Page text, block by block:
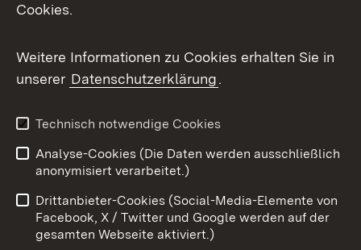
Messenger
Social Wall
X / Twitter
Youtube
Benutzungshinweise
Barrierefreiheit
Datenschutz
Cookies
Cookies.
Weitere Informationen zu Cookies erhalten Sie in
unserer Datenschutzerklärung.
Technisch notwendige Cookies
Analyse-Cookies (Die Daten werden ausschließlich
anonymisiert verarbeitet.)
Drittanbieter-Cookies (Social-Media-Elemente von
Facebook, X / Twitter und Google werden auf der
gesamten Webseite aktiviert.)